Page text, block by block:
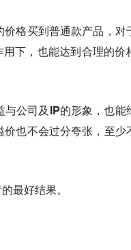
格买到普通款产品，对
下，也能达到合理的价
公司及IP的形象，也能
也不会过分夸张，至少
最好结果。